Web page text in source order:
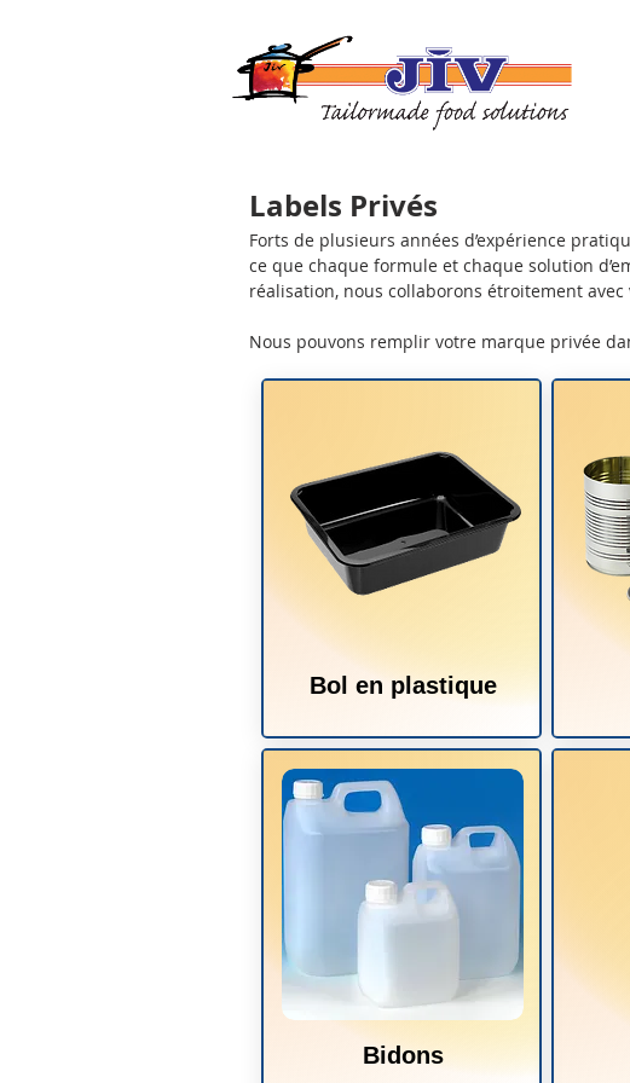
Labels Privés
Forts de plusieurs années d’expérience
ce que chaque formule et chaque solution
réalisation, nous collaborons étroitement
Nous pouvons remplir votre marque privée
Bol en plastique
Bidons